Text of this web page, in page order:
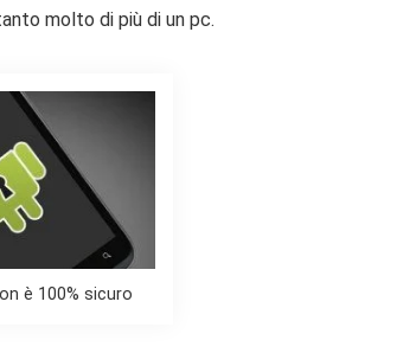
molto di più di un pc.
è 100% sicuro